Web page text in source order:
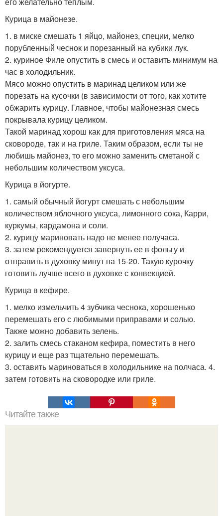
Курица в майонезе.
1. в миске смешать 1 яйцо, майонез, специи, мелко
порубленный чеснок и порезанный на кубики лук.
2. куриное Филе опустить в смесь и оставить минимум на
час в холодильник.
Мясо можно опустить в маринад целиком или же
порезать на кусочки (в зависимости от того, как хотите
обжарить курицу. Главное, чтобы майонезная смесь
покрывала курицу целиком.
Такой маринад хорош как для приготовления мяса на
сковороде, так и на гриле. Таким образом, если ты не
любишь майонез, то его можно заменить сметаной с
небольшим количеством уксуса.
Курица в йогурте.
1. самый обычный йогурт смешать с небольшим
количеством яблочного уксуса, лимонного сока, Карри,
куркумы, кардамона и соли.
2. курицу мариновать надо не менее получаса.
3. затем рекомендуется завернуть ее в фольгу и
отправить в духовку минут на 15-20. Такую курочку
готовить лучше всего в духовке с конвекцией.
Курица в кефире.
1. мелко измельчить 4 зубчика чеснока, хорошенько
перемешать его с любимыми приправами и солью.
Также можно добавить зелень.
2. залить смесь стаканом кефира, поместить в него
курицу и еще раз тщательно перемешать.
3. оставить мариноваться в холодильнике на полчаса. 4.
затем готовить на сковородке или гриле.
Читайте также